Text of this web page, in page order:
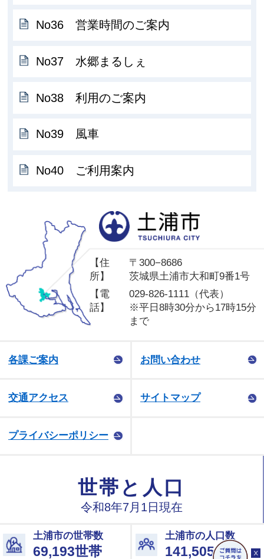
No36 営業時間のご案内
No37 水郷まるしぇ
No38 利用のご案内
No39 風車
No40 ご利用案内
【住
所】
〒300−8686
茨城県土浦市大和町9番1号
【電
話】
029-826-1111（代表）
※平日8時30分から17時15分
まで
各課ご案内 お問い合わせ
交通アクセス サイトマップ
プライバシーポリシー